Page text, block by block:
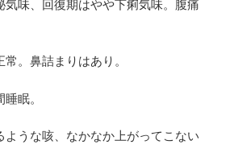
味、回復期はやや下痢気味。腹痛
。鼻詰まりはあり。
眠。
うな咳、なかなか上がってこない